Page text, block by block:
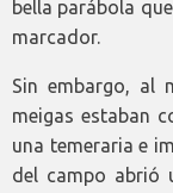
bella parábola
marcador.
Sin embargo, al
meigas estaban
una temeraria e
del campo abrió